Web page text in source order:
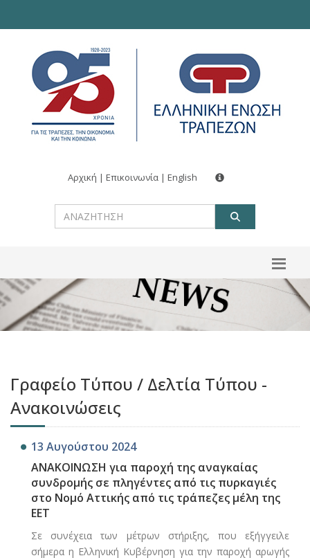
Αρχική | Επικοινωνία | English
Γραφείο Τύπου / Δελτία Τύπου -
Ανακοινώσεις
13 Αυγούστου 2024
ΑΝΑΚΟΙΝΩΣΗ για παροχή της αναγκαίας
συνδρομής σε πληγέντες από τις πυρκαγιές
στο Νομό Αττικής από τις τράπεζες μέλη της
ΕΕΤ
Σε συνέχεια των μέτρων στήριξης, που εξήγγειλε
σήμερα η Ελληνική Κυβέρνηση για την παροχή αρωγής